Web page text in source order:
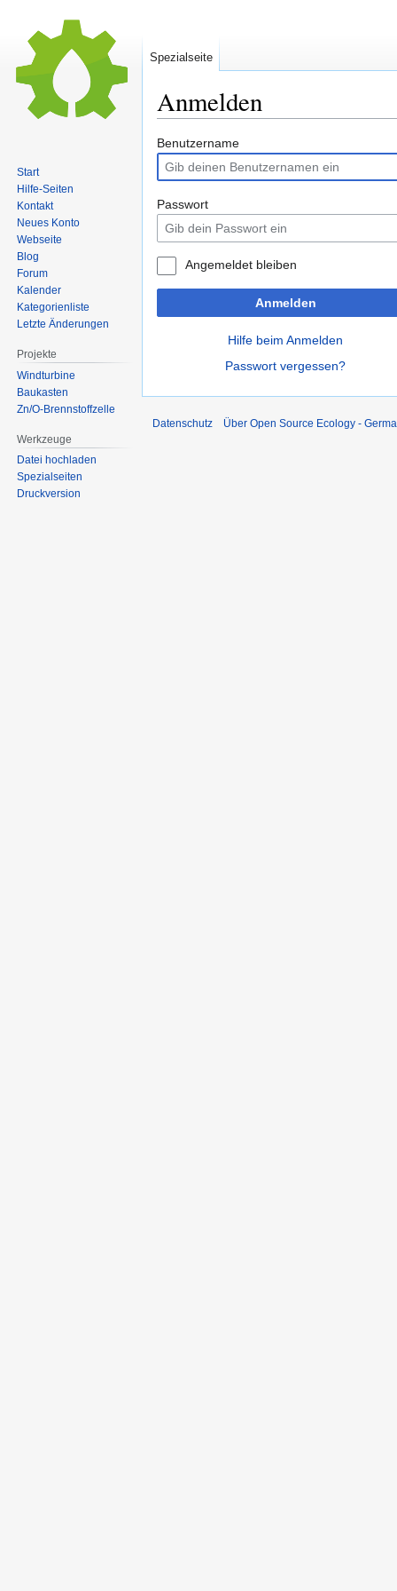
Anmelden
Zur
Navigation
springen
Zur
Suche
springen
Benutzername
Passwort
Angemeldet bleiben
Anmelden
Hilfe beim Anmelden
Passwort vergessen?
Spezialseite
Start
Hilfe-Seiten
Kontakt
Neues Konto
Webseite
Blog
Forum
Kalender
Kategorienliste
Letzte Änderungen
Projekte
Windturbine
Baukasten
Zn/O-Brennstoffzelle
Werkzeuge
Datei hochladen
Spezialseiten
Druckversion
Datenschutz Über Open Source Ecology -